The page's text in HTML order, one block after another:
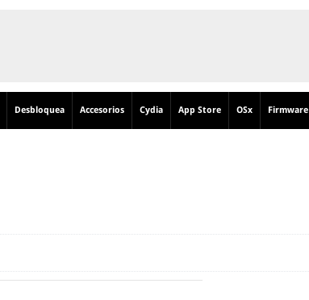
Desbloquea Accesorios Cydia App Store OSx Firmware